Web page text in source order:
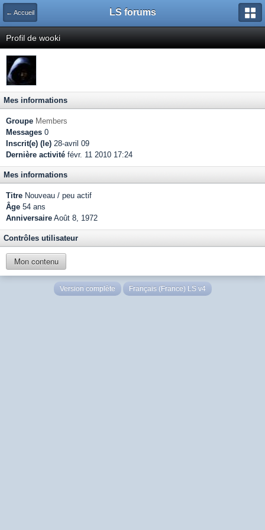
← Accueil LS forums
Profil de wooki
Mes informations
Groupe Members
Messages 0
Inscrit(e) (le) 28-avril 09
Dernière activité févr. 11 2010 17:24
Mes informations
Titre Nouveau / peu actif
Âge 54 ans
Anniversaire Août 8, 1972
Contrôles utilisateur
Mon contenu
Version complète Français (France) LS v4